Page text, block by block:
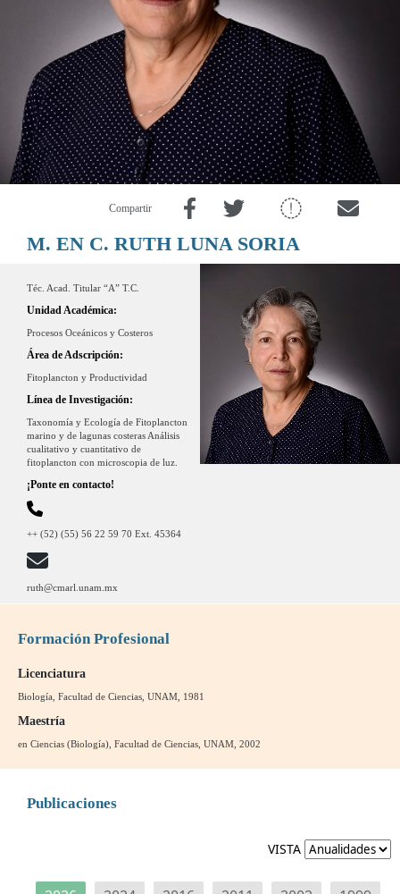
Compartir
M. EN C. RUTH LUNA SORIA
Téc. Acad. Titular “A” T.C.
Unidad Académica:
Procesos Oceánicos y Costeros
Área de Adscripción:
Fitoplancton y Productividad
Línea de Investigación:
Taxonomía y Ecología de Fitoplancton
marino y de lagunas costeras Análisis
cualitativo y cuantitativo de
fitoplancton con microscopia de luz.
¡Ponte en contacto!
++ (52) (55) 56 22 59 70 Ext. 45364
ruth@cmarl.unam.mx
Formación Profesional
Licenciatura
Biología, Facultad de Ciencias, UNAM, 1981
Maestría
en Ciencias (Biología), Facultad de Ciencias, UNAM, 2002
Publicaciones